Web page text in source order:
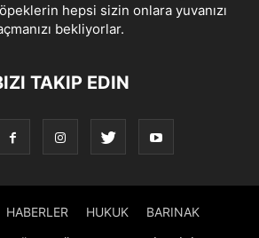
hepsi sizin onlara yuvanızı
bekliyorlar.
TAKIP EDIN
HABERLER HUKUK BARINAK